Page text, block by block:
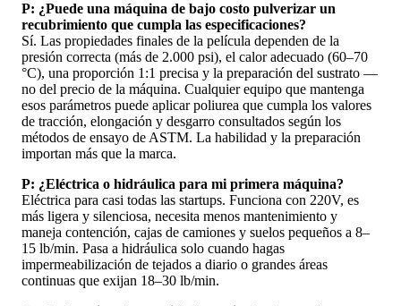
P: ¿Puede una máquina de bajo costo pulverizar un
recubrimiento que cumpla las especificaciones?
Sí. Las propiedades finales de la película dependen de la
presión correcta (más de 2.000 psi), el calor adecuado (60–70
°C), una proporción 1:1 precisa y la preparación del sustrato —
no del precio de la máquina. Cualquier equipo que mantenga
esos parámetros puede aplicar poliurea que cumpla los valores
de tracción, elongación y desgarro consultados según los
métodos de ensayo de ASTM. La habilidad y la preparación
importan más que la marca.
P: ¿Eléctrica o hidráulica para mi primera máquina?
Eléctrica para casi todas las startups. Funciona con 220V, es
más ligera y silenciosa, necesita menos mantenimiento y
maneja contención, cajas de camiones y suelos pequeños a 8–
15 lb/min. Pasa a hidráulica solo cuando hagas
impermeabilización de tejados a diario o grandes áreas
continuas que exijan 18–30 lb/min.